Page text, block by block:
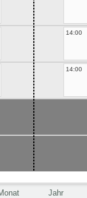
Jahr
14:00
14:00